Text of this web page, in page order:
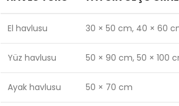
El havlusu 30 × 50 cm, 40 × 60
Yüz havlusu 50 × 90 cm, 50 × 100
Ayak havlusu 50 × 70 cm